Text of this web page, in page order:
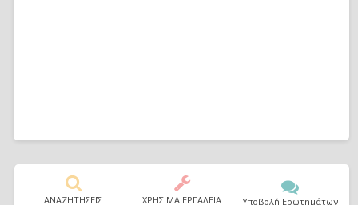
ΑΝΑΖΗΤΗΣΕΙΣ ΧΡΗΣΙΜΑ ΕΡΓΑΛΕΙΑ Υποβολή Ερωτημάτων